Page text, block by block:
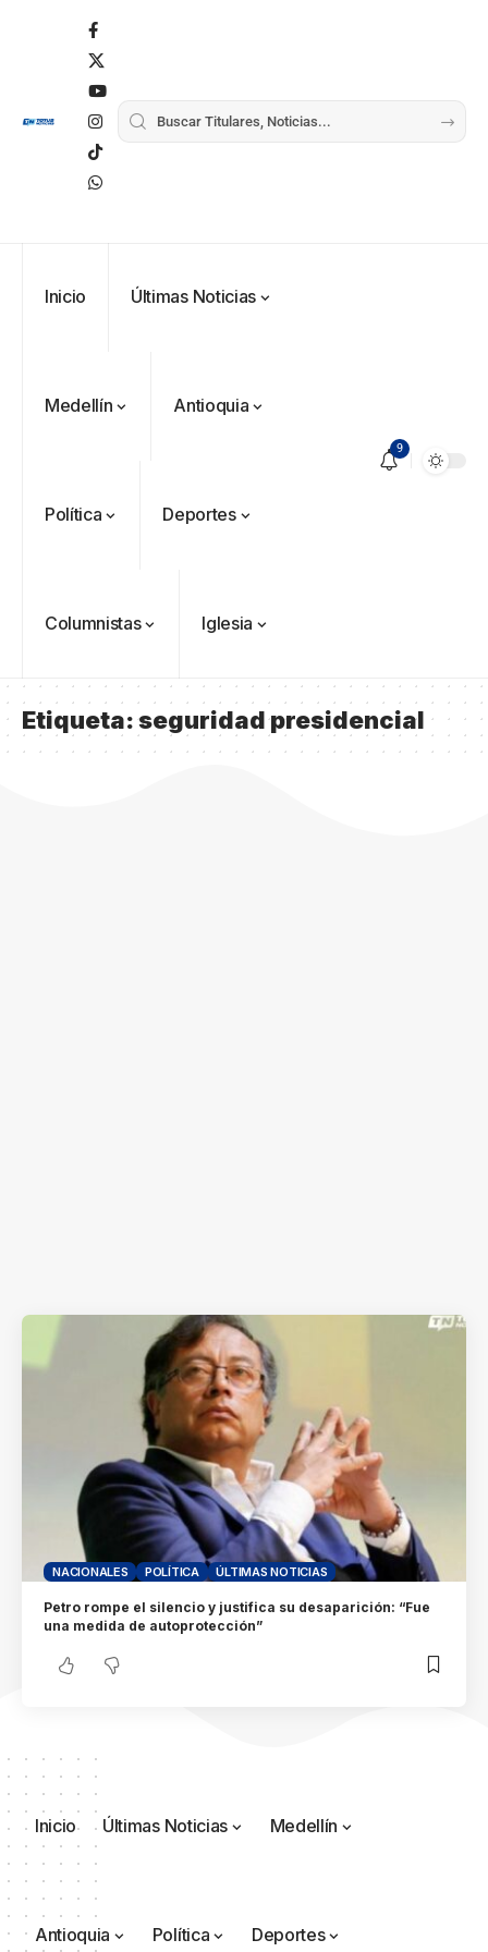
Inicio Últimas Noticias
Medellín Antioquia
Política Deportes
Columnistas Iglesia
9
Etiqueta:seguridad presidencial
NACIONALES POLÍTICA ÚLTIMAS NOTICIAS
Petro rompe el silencio y justifica su desaparición: “Fue
una medida de autoprotección”
Inicio Últimas Noticias Medellín
Antioquia Política Deportes